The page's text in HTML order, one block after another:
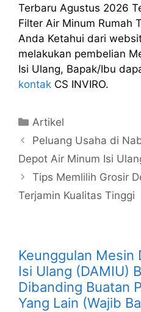
Terbaru Agustus 2026
Filter Air Minum Rumah
Anda Ketahui dari
melakukan pembelian
Isi Ulang, Bapak/Ibu
kontak CS INVIRO.
Kategori
Artikel
Peluang Usaha di
Depot Air Minum Isi
Tips Memlilih Grosir
Terjamin Kualitas Tinggi
Keunggulan Mesin
Isi Ulang (DAMIU)
Dibanding Buatan
Yang Lain (Wajib